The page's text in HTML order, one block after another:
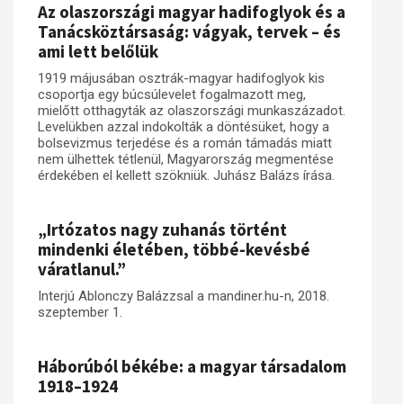
Az olaszországi magyar hadifoglyok és a
Tanácsköztársaság: vágyak, tervek – és
ami lett belőlük
1919 májusában osztrák-magyar hadifoglyok kis
csoportja egy búcsúlevelet fogalmazott meg,
mielőtt otthagyták az olaszországi munkaszázadot.
Levelükben azzal indokolták a döntésüket, hogy a
bolsevizmus terjedése és a román támadás miatt
nem ülhettek tétlenül, Magyarország megmentése
érdekében el kellett szökniük. Juhász Balázs írása.
„Irtózatos nagy zuhanás történt
mindenki életében, többé-kevésbé
váratlanul.”
Interjú Ablonczy Balázzsal a mandiner.hu-n, 2018.
szeptember 1.
Háborúból békébe: a magyar társadalom
1918–1924